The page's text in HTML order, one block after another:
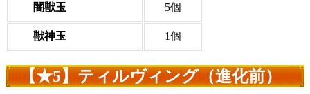
闇獣玉 5個
獣神玉 1個
【★5】ティルヴィング（進化前）